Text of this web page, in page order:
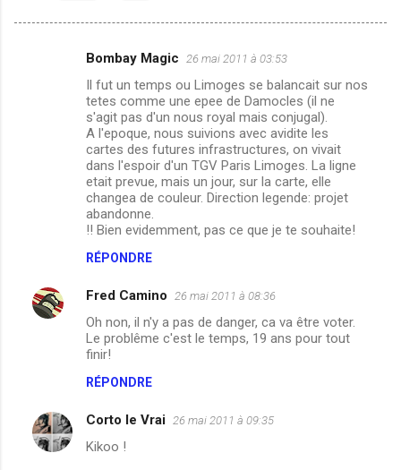
r
e
Bombay Magic 26 mai 2011 à 03:53
Il fut un temps ou Limoges se balancait sur nos
tetes comme une epee de Damocles (il ne
s'agit pas d'un nous royal mais conjugal).
A l'epoque, nous suivions avec avidite les
cartes des futures infrastructures, on vivait
dans l'espoir d'un TGV Paris Limoges. La ligne
etait prevue, mais un jour, sur la carte, elle
changea de couleur. Direction legende: projet
abandonne.
!! Bien evidemment, pas ce que je te souhaite!
RÉPONDRE
Fred Camino 26 mai 2011 à 08:36
Oh non, il n'y a pas de danger, ca va être voter.
Le problême c'est le temps, 19 ans pour tout
finir!
RÉPONDRE
Corto le Vrai 26 mai 2011 à 09:35
Kikoo !